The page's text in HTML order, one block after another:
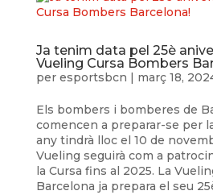
Ja tenim data pel 25è
Vueling Cursa Bombers
per esportsbcn | març 18,
Els bombers i bomberes de
comencen a preparar-se per
any tindrà lloc el 10 de
Vueling seguirà com a
la Cursa fins al 2025. La
Barcelona ja prepara el seu